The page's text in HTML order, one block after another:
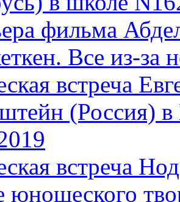
фильма
Все из-за
встреча
(Россия)
встреча
юношеского